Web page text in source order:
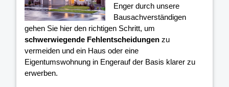
Enger durch unsere
Bausachverständigen
gehen Sie hier den richtigen Schritt, um
schwerwiegende Fehlentscheidungen zu
vermeiden und ein Haus oder eine
Eigentumswohnung in Engerauf der Basis klarer zu
erwerben.